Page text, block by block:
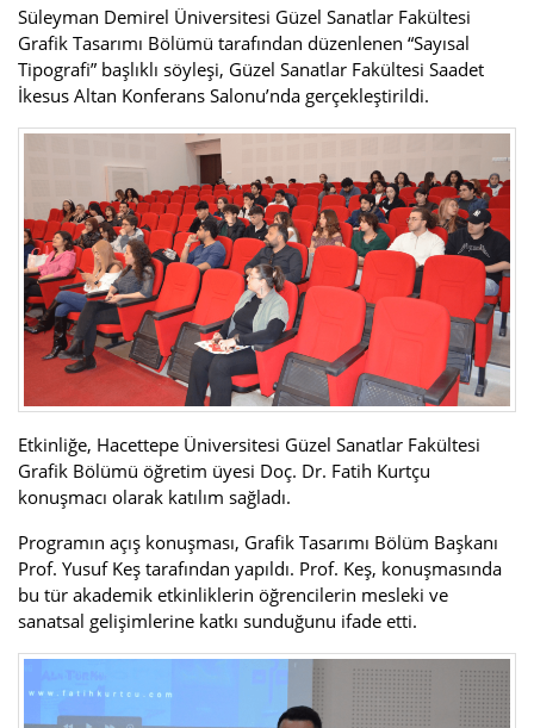
Süleyman Demirel Üniversitesi Güzel Sanatlar Fakültesi
Grafik Tasarımı Bölümü tarafından düzenlenen “Sayısal
Tipografi” başlıklı söyleşi, Güzel Sanatlar Fakültesi Saadet
İkesus Altan Konferans Salonu’nda gerçekleştirildi.
Etkinliğe, Hacettepe Üniversitesi Güzel Sanatlar Fakültesi
Grafik Bölümü öğretim üyesi Doç. Dr. Fatih Kurtçu
konuşmacı olarak katılım sağladı.
Programın açış konuşması, Grafik Tasarımı Bölüm Başkanı
Prof. Yusuf Keş tarafından yapıldı. Prof. Keş, konuşmasında
bu tür akademik etkinliklerin öğrencilerin mesleki ve
sanatsal gelişimlerine katkı sunduğunu ifade etti.